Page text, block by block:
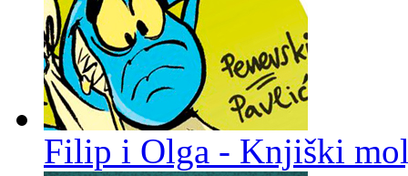
Filip i Olga - Knjiški